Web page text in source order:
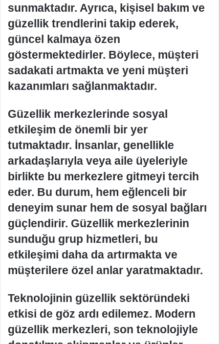
sunmaktadır. Ayrıca, kişisel bakım ve
güzellik trendlerini takip ederek,
güncel kalmaya özen
göstermektedirler. Böylece, müşteri
sadakati artmakta ve yeni müşteri
kazanımları sağlanmaktadır.
Güzellik merkezlerinde sosyal
etkileşim de önemli bir yer
tutmaktadır. İnsanlar, genellikle
arkadaşlarıyla veya aile üyeleriyle
birlikte bu merkezlere gitmeyi tercih
eder. Bu durum, hem eğlenceli bir
deneyim sunar hem de sosyal bağları
güçlendirir. Güzellik merkezlerinin
sunduğu grup hizmetleri, bu
etkileşimi daha da artırmakta ve
müşterilere özel anlar yaratmaktadır.
Teknolojinin güzellik sektöründeki
etkisi de göz ardı edilemez. Modern
güzellik merkezleri, son teknolojiyle